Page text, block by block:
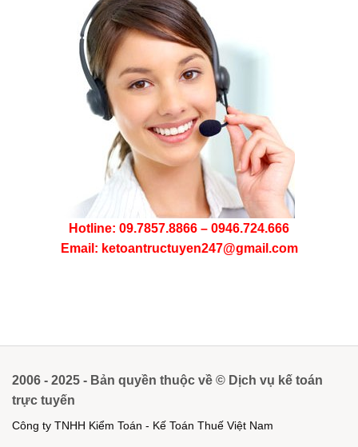
Hotline: 09.7857.8866 – 0946.724.666
Email: ketoantructuyen247@gmail.com
2006 - 2025 - Bản quyền thuộc về © Dịch vụ kế toán
trực tuyến
Công ty TNHH Kiểm Toán - Kế Toán Thuế Việt Nam